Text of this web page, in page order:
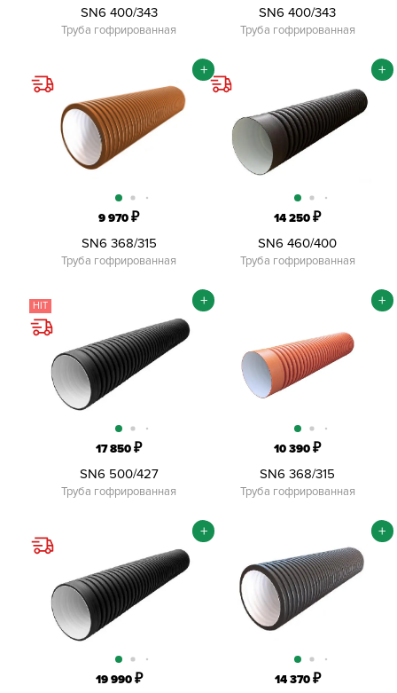
SN6 400/343
Труба гофрированная
SN6 400/343
Труба гофрированная
9 970₽
SN6 368/315
Труба гофрированная
+
14 250₽
SN6 460/400
Труба гофрированная
+
HIT
17 850₽
SN6 500/427
Труба гофрированная
+
10 390₽
SN6 368/315
Труба гофрированная
+
19 990₽
+
14 370₽
+